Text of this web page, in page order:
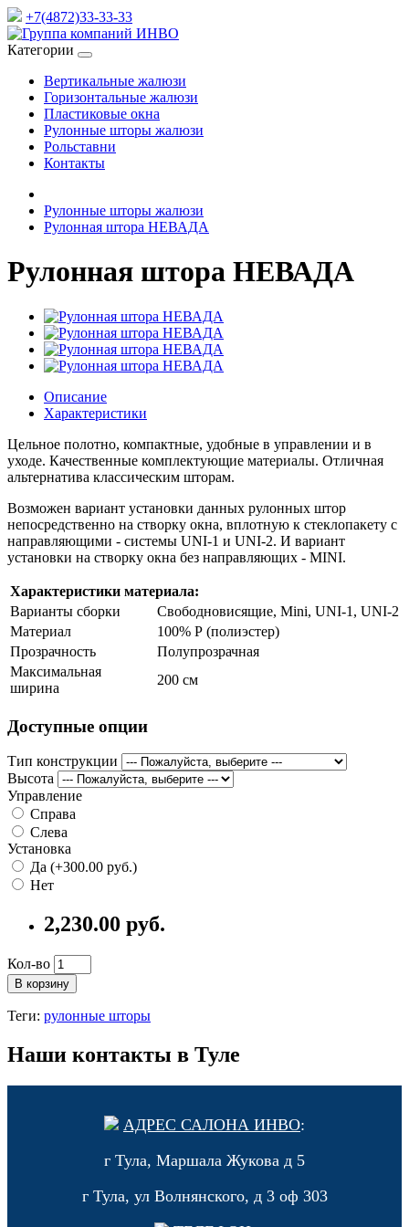
+7(4872)33-33-33
Категории
Вертикальные жалюзи
Горизонтальные жалюзи
Пластиковые окна
Рулонные шторы жалюзи
Рольставни
Контакты
Рулонные шторы жалюзи
Рулонная штора НЕВАДА
Рулонная штора НЕВАДА
Описание
Характеристики
Цельное полотно, компактные, удобные в управлении и в
уходе. Качественные комплектующие материалы. Отличная
альтернатива классическим шторам.
Возможен вариант установки данных рулонных штор
непосредственно на створку окна, вплотную к стеклопакету с
направляющими - системы UNI-1 и UNI-2. И вариант
установки на створку окна без направляющих - MINI.
Характеристики материала:
Варианты сборки
Свободновисящие, Mini, UNI-1, UNI-2
Материал
100% Р (полиэстер)
Прозрачность
Полупрозрачная
Максимальная
ширина
200 см
Доступные опции
Тип конструкции
Высота
Управление
Справа
Слева
Установка
Да (+300.00 руб.)
Нет
2,230.00 руб.
Кол-во
В корзину
Теги: рулонные шторы
Наши контакты в Туле
АДРЕС САЛОНА ИНВО:
г Тула, Маршала Жукова д 5
г Тула, ул Волнянского, д 3 оф 303